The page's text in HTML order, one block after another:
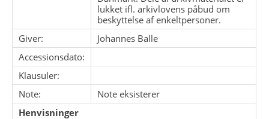
lukket ifl. arkivlovens påbud om
beskyttelse af enkeltpersoner.
Giver:
Johannes Balle
Accessionsdato:
Klausuler:
Note:
Note eksisterer
Henvisninger